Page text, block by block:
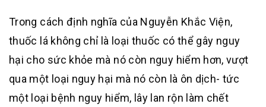
Trong cách định nghĩa của Nguyễn Khắc Viện,
thuốc lá không chỉ là loại thuốc có thể gây nguy
hại cho sức khỏe mà nó còn nguy hiểm hơn, vượt
qua một loại nguy hại mà nó còn là ôn dịch- tức
một loại bệnh nguy hiểm, lây lan rộn làm chết